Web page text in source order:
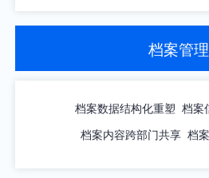
档案管理
档案数据结构化重塑 档案
档案内容跨部门共享 档